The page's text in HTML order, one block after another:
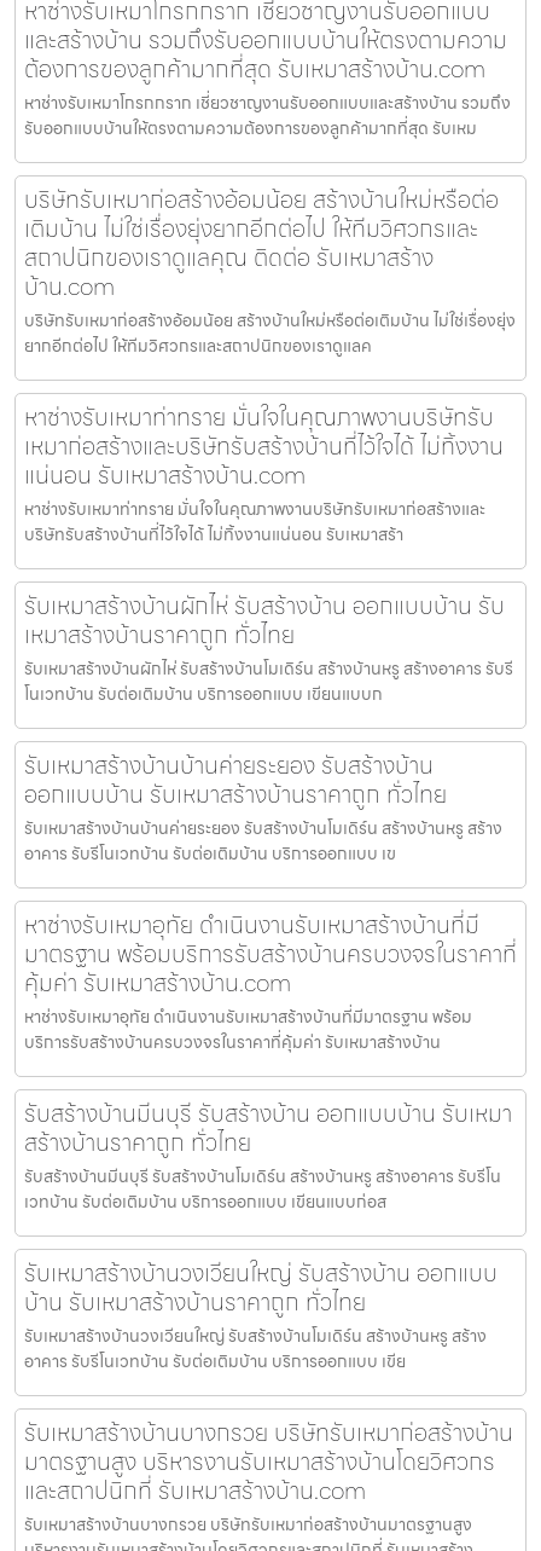
หาช่างรับเหมาโกรกกราก เชี่ยวชาญงานรับออกแบบ
และสร้างบ้าน รวมถึงรับออกแบบบ้านให้ตรงตามความ
ต้องการของลูกค้ามากที่สุด รับเหมาสร้างบ้าน.com
หาช่างรับเหมาโกรกกราก เชี่ยวชาญงานรับออกแบบและสร้างบ้าน รวมถึง
รับออกแบบบ้านให้ตรงตามความต้องการของลูกค้ามากที่สุด รับเหม
บริษัทรับเหมาก่อสร้างอ้อมน้อย สร้างบ้านใหม่หรือต่อ
เติมบ้าน ไม่ใช่เรื่องยุ่งยากอีกต่อไป ให้ทีมวิศวกรและ
สถาปนิกของเราดูแลคุณ ติดต่อ รับเหมาสร้าง
บ้าน.com
บริษัทรับเหมาก่อสร้างอ้อมน้อย สร้างบ้านใหม่หรือต่อเติมบ้าน ไม่ใช่เรื่องยุ่ง
ยากอีกต่อไป ให้ทีมวิศวกรและสถาปนิกของเราดูแลค
หาช่างรับเหมาท่าทราย มั่นใจในคุณภาพงานบริษัทรับ
เหมาก่อสร้างและบริษัทรับสร้างบ้านที่ไว้ใจได้ ไม่ทิ้งงาน
แน่นอน รับเหมาสร้างบ้าน.com
หาช่างรับเหมาท่าทราย มั่นใจในคุณภาพงานบริษัทรับเหมาก่อสร้างและ
บริษัทรับสร้างบ้านที่ไว้ใจได้ ไม่ทิ้งงานแน่นอน รับเหมาสร้า
รับเหมาสร้างบ้านผักไห่ รับสร้างบ้าน ออกแบบบ้าน รับ
เหมาสร้างบ้านราคาถูก ทั่วไทย
รับเหมาสร้างบ้านผักไห่ รับสร้างบ้านโมเดิร์น สร้างบ้านหรู สร้างอาคาร รับรี
โนเวทบ้าน รับต่อเติมบ้าน บริการออกแบบ เขียนแบบก
รับเหมาสร้างบ้านบ้านค่ายระยอง รับสร้างบ้าน
ออกแบบบ้าน รับเหมาสร้างบ้านราคาถูก ทั่วไทย
รับเหมาสร้างบ้านบ้านค่ายระยอง รับสร้างบ้านโมเดิร์น สร้างบ้านหรู สร้าง
อาคาร รับรีโนเวทบ้าน รับต่อเติมบ้าน บริการออกแบบ เข
หาช่างรับเหมาอุทัย ดำเนินงานรับเหมาสร้างบ้านที่มี
มาตรฐาน พร้อมบริการรับสร้างบ้านครบวงจรในราคาที่
คุ้มค่า รับเหมาสร้างบ้าน.com
หาช่างรับเหมาอุทัย ดำเนินงานรับเหมาสร้างบ้านที่มีมาตรฐาน พร้อม
บริการรับสร้างบ้านครบวงจรในราคาที่คุ้มค่า รับเหมาสร้างบ้าน
รับสร้างบ้านมีนบุรี รับสร้างบ้าน ออกแบบบ้าน รับเหมา
สร้างบ้านราคาถูก ทั่วไทย
รับสร้างบ้านมีนบุรี รับสร้างบ้านโมเดิร์น สร้างบ้านหรู สร้างอาคาร รับรีโน
เวทบ้าน รับต่อเติมบ้าน บริการออกแบบ เขียนแบบก่อส
รับเหมาสร้างบ้านวงเวียนใหญ่ รับสร้างบ้าน ออกแบบ
บ้าน รับเหมาสร้างบ้านราคาถูก ทั่วไทย
รับเหมาสร้างบ้านวงเวียนใหญ่ รับสร้างบ้านโมเดิร์น สร้างบ้านหรู สร้าง
อาคาร รับรีโนเวทบ้าน รับต่อเติมบ้าน บริการออกแบบ เขีย
รับเหมาสร้างบ้านบางกรวย บริษัทรับเหมาก่อสร้างบ้าน
มาตรฐานสูง บริหารงานรับเหมาสร้างบ้านโดยวิศวกร
และสถาปนิกที่ รับเหมาสร้างบ้าน.com
รับเหมาสร้างบ้านบางกรวย บริษัทรับเหมาก่อสร้างบ้านมาตรฐานสูง